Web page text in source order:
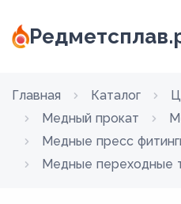
Главная Каталог
Медный прокат
Медные пресс
Медные переходные